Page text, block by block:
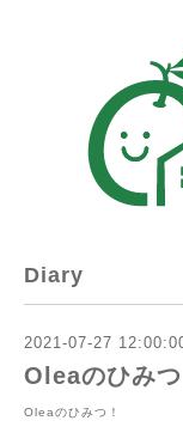
Diary
2021-07-27
Oleaのひみ
Oleaのひみつ！